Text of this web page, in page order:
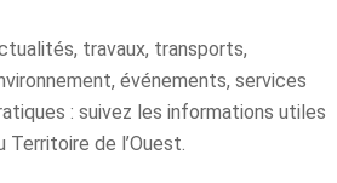
travaux, transports,
événements, services
: suivez les informations utiles
Territoire de l’Ouest.